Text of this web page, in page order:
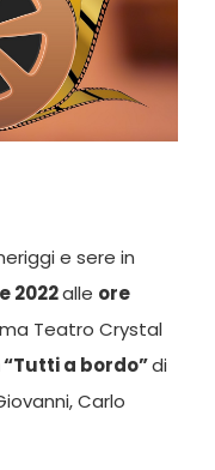
e sere in
2022alle ore
Teatro Crystal
a bordo”di
Carlo